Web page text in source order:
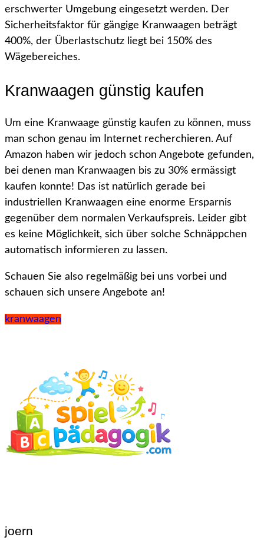
erschwerter Umgebung eingesetzt werden. Der
Sicherheitsfaktor für gängige Kranwaagen beträgt
400%, der Überlastschutz liegt bei 150% des
Wägebereiches.
Kranwaagen günstig kaufen
Um eine Kranwaage günstig kaufen zu können, muss
man schon genau im Internet recherchieren. Auf
Amazon haben wir jedoch schon Angebote gefunden,
bei denen man Kranwaagen bis zu 30% ermässigt
kaufen konnte! Das ist natürlich gerade bei
industriellen Kranwaagen eine enorme Ersparnis
gegenüber dem normalen Verkaufspreis. Leider gibt
es keine Möglichkeit, sich über solche Schnäppchen
automatisch informieren zu lassen.
Schauen Sie also regelmäßig bei uns vorbei und
schauen sich unsere Angebote an!
kranwaagen
joern